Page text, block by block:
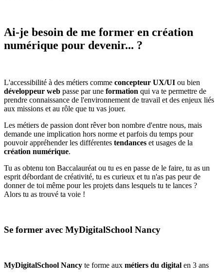
Ai-je besoin de me former en création
numérique pour devenir... ?
L'accessibilité à des métiers comme concepteur UX/UI ou bien
développeur web passe par une formation qui va te permettre de
prendre connaissance de l'environnement de travail et des enjeux liés
aux missions et au rôle que tu vas jouer.
Les métiers de passion dont rêver bon nombre d'entre nous, mais
demande une implication hors norme et parfois du temps pour
pouvoir appréhender les différentes tendances et usages de la
création numérique.
Tu as obtenu ton Baccalauréat ou tu es en passe de le faire, tu as un
esprit débordant de créativité, tu es curieux et tu n'as pas peur de
donner de toi même pour les projets dans lesquels tu te lances ?
Alors tu as trouvé ta voie !
Se former avec MyDigitalSchool Nancy
MyDigitalSchool Nancy te forme aux métiers du digital en 3 ans